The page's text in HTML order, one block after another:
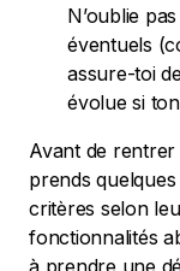
N’oublie
éventuels
assure-toi
évolue si
Avant de rentrer
prends
critères selon
fonctionnalités
à prendre une